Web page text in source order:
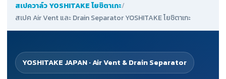
สเปควาล์ว YOSHITAKE โยชิตาเกะ/
สเปค Air Vent และ Drain Separator YOSHITAKE โยชิตาเกะ
YOSHITAKE JAPAN · Air Vent & Drain Separator